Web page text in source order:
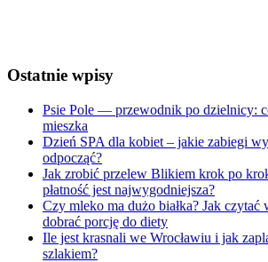
Ostatnie wpisy
Psie Pole — przewodnik po dzielnicy:
mieszka
Dzień SPA dla kobiet – jakie zabiegi
odpocząć?
Jak zrobić przelew Blikiem krok po
płatność jest najwygodniejsza?
Czy mleko ma dużo białka? Jak czytać
dobrać porcję do diety
Ile jest krasnali we Wrocławiu i jak
szlakiem?